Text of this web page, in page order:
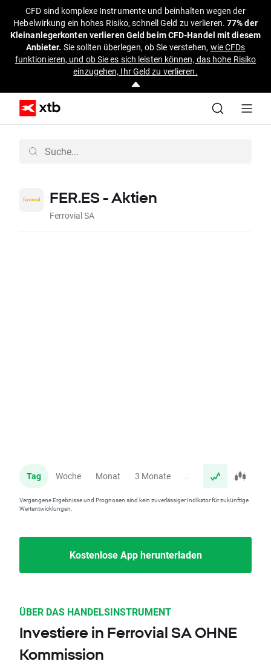
CFD sind komplexe Instrumente und beinhalten wegen der
Hebelwirkung ein hohes Risiko, schnell Geld zu verlieren.77% der
Kleinanlegerkonten verlieren Geld beim CFD-Handel mit diesem
Anbieter. Sie sollten überlegen, ob Sie verstehen, wie CFDs
funktionieren, und ob Sie es sich leisten können, das hohe Risiko
einzugehen, Ihr Geld zu verlieren.
FER.ES - Aktien
Ferrovial SA
Tag Woche Monat 3 Monate Jahr
Vergangene Ergebnisse und Prognosen sind kein zuverlässiger Indikator für zukünftige
Wertentwicklungen.
Kostenlose App herunterladen
ÜBER DAS HANDELSINSTRUMENT
Investiere in Ferrovial SA OHNE
Kommission